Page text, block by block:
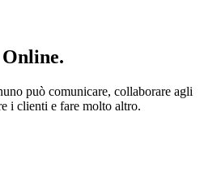
può comunicare, collaborare agli
i clienti e fare molto altro.